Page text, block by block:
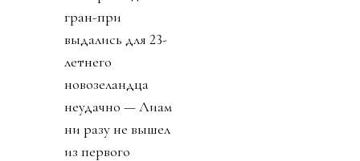
гран-при
выдались для 23-
летнего
новозеландца
неудачно — Лиам
ни разу не вышел
из первого